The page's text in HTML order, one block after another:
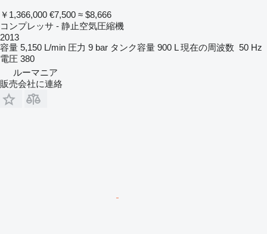
￥1,366,000 €7,500 ≈ $8,666
コンプレッサ - 静止空気圧縮機
2013
容量 5,150 L/min 圧力 9 bar タンク容量 900 L 現在の周波数 50 Hz
電圧 380
ルーマニア
販売会社に連絡